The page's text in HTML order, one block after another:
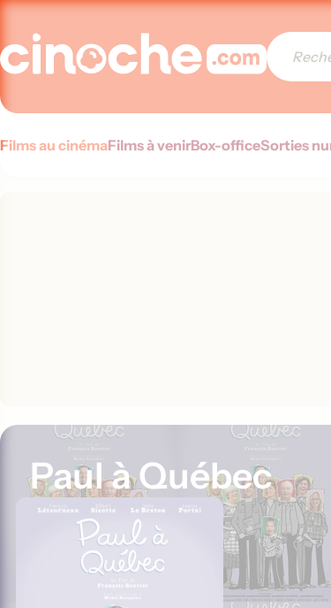
Films au cinémaFilms à venirBox-officeSorties
Paul à Québec